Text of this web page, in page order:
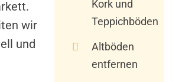
wir
und
Kork und
Teppichböden
Altböden
entfernen